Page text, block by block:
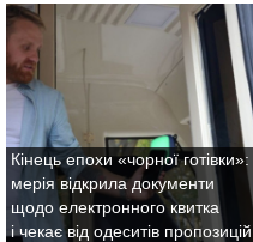
Кінець епохи «чорної готівки»:
мерія відкрила документи
щодо електронного квитка
і чекає від одеситів пропозицій